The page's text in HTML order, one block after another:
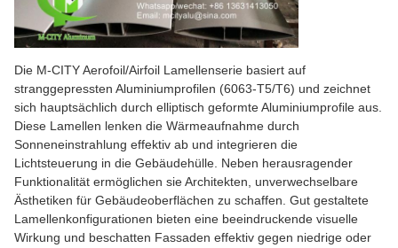
Die M-CITY Aerofoil/Airfoil Lamellenserie basiert auf
stranggepressten Aluminiumprofilen (6063-T5/T6) und zeichnet
sich hauptsächlich durch elliptisch geformte Aluminiumprofile aus.
Diese Lamellen lenken die Wärmeaufnahme durch
Sonneneinstrahlung effektiv ab und integrieren die
Lichtsteuerung in die Gebäudehülle. Neben herausragender
Funktionalität ermöglichen sie Architekten, unverwechselbare
Ästhetiken für Gebäudeoberflächen zu schaffen. Gut gestaltete
Lamellenkonfigurationen bieten eine beeindruckende visuelle
Wirkung und beschatten Fassaden effektiv gegen niedrige oder